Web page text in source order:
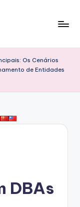
Os Cenários
de Entidades
DBAs